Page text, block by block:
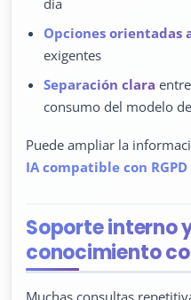
Opciones orientadas
exigentes
Separación clara
consumo del modelo
Puede ampliar la
IA compatible con
Soporte interno
conocimiento